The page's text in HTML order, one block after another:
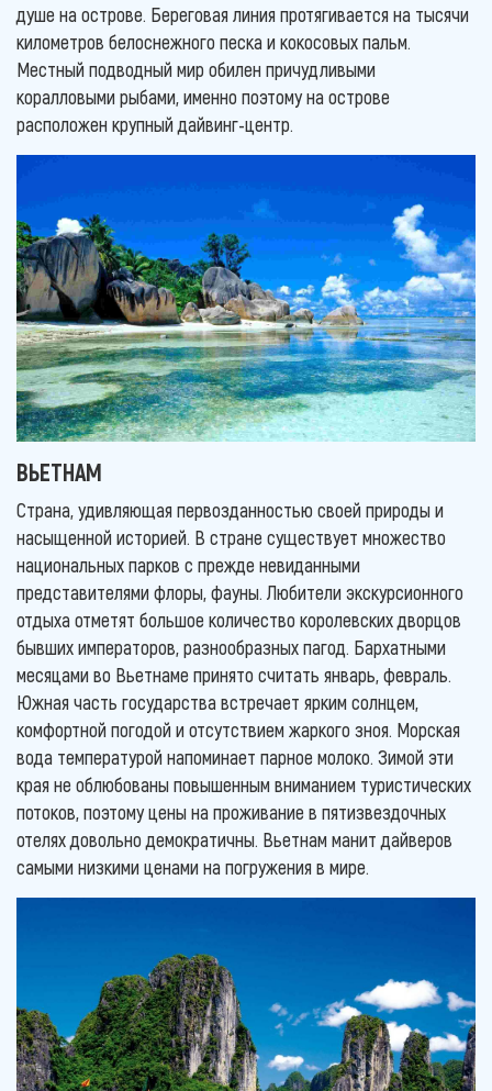
душе на острове. Береговая линия протягивается на тысячи
километров белоснежного песка и кокосовых пальм.
Местный подводный мир обилен причудливыми
коралловыми рыбами, именно поэтому на острове
расположен крупный дайвинг-центр.
ВЬЕТНАМ
Страна, удивляющая первозданностью своей природы и
насыщенной историей. В стране существует множество
национальных парков с прежде невиданными
представителями флоры, фауны. Любители экскурсионного
отдыха отметят большое количество королевских дворцов
бывших императоров, разнообразных пагод. Бархатными
месяцами во Вьетнаме принято считать январь, февраль.
Южная часть государства встречает ярким солнцем,
комфортной погодой и отсутствием жаркого зноя. Морская
вода температурой напоминает парное молоко. Зимой эти
края не облюбованы повышенным вниманием туристических
потоков, поэтому цены на проживание в пятизвездочных
отелях довольно демократичны. Вьетнам манит дайверов
самыми низкими ценами на погружения в мире.